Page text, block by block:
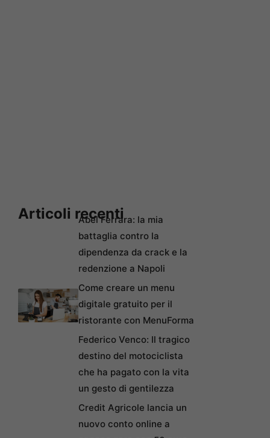
Articoli recenti
Abel Ferrara: la mia
battaglia contro la
dipendenza da crack e la
redenzione a Napoli
Come creare un menu
digitale gratuito per il
ristorante con MenuForma
Federico Venco: Il tragico
destino del motociclista
che ha pagato con la vita
un gesto di gentilezza
Credit Agricole lancia un
nuovo conto online a